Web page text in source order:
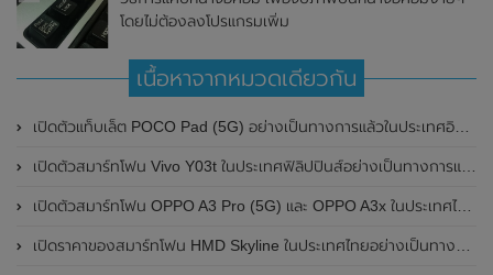
โดยไม่ต้องลงโปรแกรมเพิ่ม
เนื้อหาจากหมวดเดียวกัน
เปิดตัวแท็บเล็ต POCO Pad (5G) อย่างเป็นทางการแล้วในประเทศอินเดีย มาพร้อมชิปเซ็ต Snapdragon 7s Gen 2 ของ Qualcomm และรองรับเครือข่าย 5G
เปิดตัวสมาร์ทโฟน Vivo Y03t ในประเทศฟิลิปปินส์อย่างเป็นทางการแล้ว มาพร้อมชิปเซ็ต Unisoc T612 , กล้องหลัง ความละเอียด 13MP , แบตเตอรี่ 5,000mAh และหน้าจอแสดงผล LCD / 90Hz
เปิดตัวสมาร์ทโฟน OPPO A3 Pro (5G) และ OPPO A3x ในประเทศไทยอย่างเป็นทางการแล้ว ในราคาเริ่มต้นเพียง 3,999 บาท
เปิดราคาของสมาร์ทโฟน HMD Skyline ในประเทศไทยอย่างเป็นทางการแล้ว ราคา 14,990 บาท